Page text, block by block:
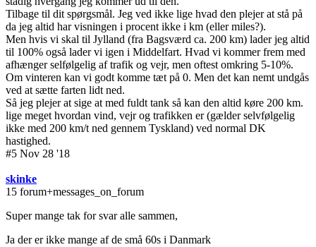
Tilbage til dit spørgsmål. Jeg ved ikke lige hvad den plejer at stå på
da jeg altid har visningen i procent ikke i km (eller miles?).
Men hvis vi skal til Jylland (fra Bagsværd ca. 200 km) lader jeg altid
til 100% også lader vi igen i Middelfart. Hvad vi kommer frem med
afhænger selfølgelig af trafik og vejr, men oftest omkring 5-10%.
Om vinteren kan vi godt komme tæt på 0. Men det kan nemt undgås
ved at sætte farten lidt ned.
Så jeg plejer at sige at med fuldt tank så kan den altid køre 200 km.
lige meget hvordan vind, vejr og trafikken er (gælder selvfølgelig
ikke med 200 km/t ned gennem Tyskland) ved normal DK
hastighed.
#5 Nov 28 '18
skinke
15 forum+messages_on_forum
Super mange tak for svar alle sammen,
Ja der er ikke mange af de små 60s i Danmark